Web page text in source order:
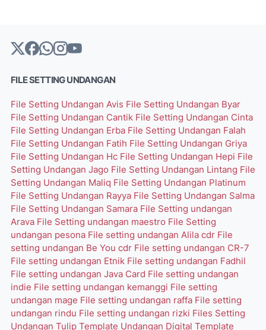
FILE SETTING UNDANGAN
File Setting Undangan Avis File Setting Undangan Byar
File Setting Undangan Cantik File Setting Undangan Cinta
File Setting Undangan Erba File Setting Undangan Falah
File Setting Undangan Fatih File Setting Undangan Griya
File Setting Undangan Hc File Setting Undangan Hepi File
Setting Undangan Jago File Setting Undangan Lintang File
Setting Undangan Maliq File Setting Undangan Platinum
File Setting Undangan Rayya File Setting Undangan Salma
File Setting Undangan Samara File Setting undangan
Arava File Setting undangan maestro File Setting
undangan pesona File setting undangan Alila cdr File
setting undangan Be You cdr File setting undangan CR-7
File setting undangan Etnik File setting undangan Fadhil
File setting undangan Java Card File setting undangan
indie File setting undangan kemanggi File setting
undangan mage File setting undangan raffa File setting
undangan rindu File setting undangan rizki Files Setting
Undangan Tulip Template Undangan Digital Template